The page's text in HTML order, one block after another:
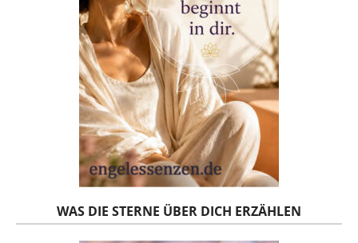
WAS DIE STERNE ÜBER DICH ERZÄHLEN